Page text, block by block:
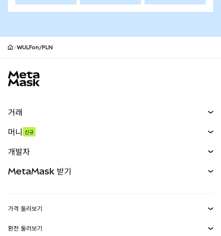
WULFon/PLN
거래
무기한 선물
실물자산
머니 신규
개발자
MetaMask Connect
MetaMask 받기
가격 둘러보기
이더리움 가격
환전 둘러보기